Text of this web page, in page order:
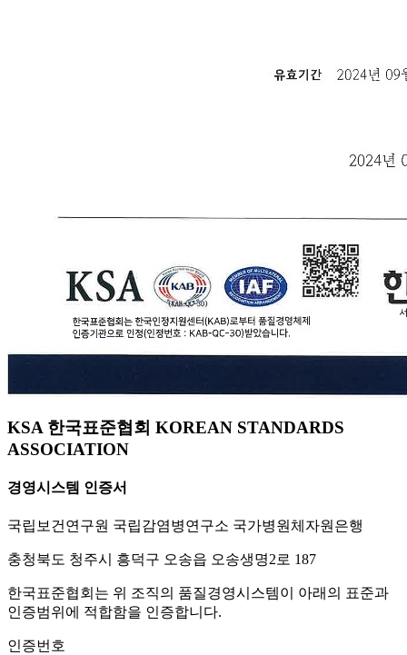
KSA 한국표준협회 KOREAN STANDARDS
ASSOCIATION
경영시스템 인증서
국립보건연구원 국립감염병연구소 국가병원체자원은행
충청북도 청주시 흥덕구 오송읍 오송생명2로 187
한국표준협회는 위 조직의 품질경영시스템이 아래의 표준과
인증범위에 적합함을 인증합니다.
인증번호